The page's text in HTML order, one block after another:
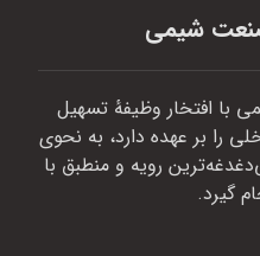
صنعت شیمی
با افتخار وظیفهٔ تسهیل
را بر عهده دارد، به نحوی
رویه و منطبق با
گیرد.